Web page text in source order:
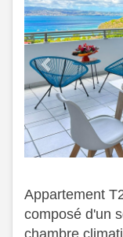
Appartement
composé d'un
chambre